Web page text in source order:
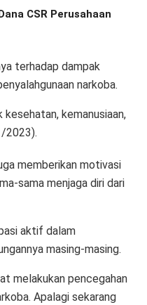
CSR Perusahaan
terhadap dampak
narkoba.
kesehatan, kemanusiaan,
2023).
memberikan motivasi
sama menjaga diri dari
aktif dalam
masing-masing.
melakukan pencegahan
Apalagi sekarang